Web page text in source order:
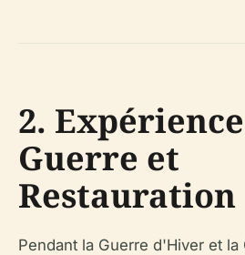
2.
Guerre et
Restauration
Pendant la Guerre d'Hiver et la